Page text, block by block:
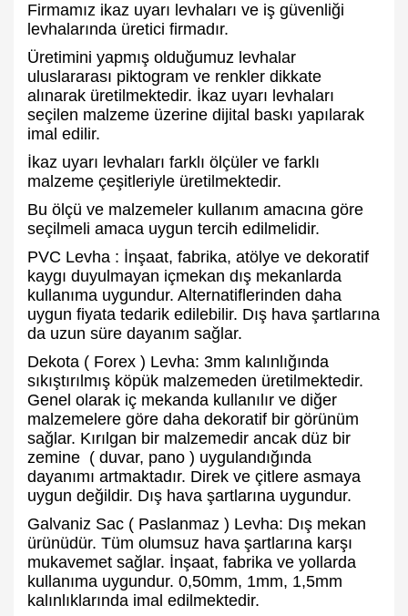
Firmamız ikaz uyarı levhaları ve iş güvenliği
levhalarında üretici firmadır.
Üretimini yapmış olduğumuz levhalar
uluslararası piktogram ve renkler dikkate
alınarak üretilmektedir. İkaz uyarı levhaları
seçilen malzeme üzerine dijital baskı yapılarak
imal edilir.
İkaz uyarı levhaları farklı ölçüler ve farklı
malzeme çeşitleriyle üretilmektedir.
Bu ölçü ve malzemeler kullanım amacına göre
seçilmeli amaca uygun tercih edilmelidir.
PVC Levha : İnşaat, fabrika, atölye ve dekoratif
kaygı duyulmayan içmekan dış mekanlarda
kullanıma uygundur. Alternatiflerinden daha
uygun fiyata tedarik edilebilir. Dış hava şartlarına
da uzun süre dayanım sağlar.
Dekota ( Forex ) Levha: 3mm kalınlığında
sıkıştırılmış köpük malzemeden üretilmektedir.
Genel olarak iç mekanda kullanılır ve diğer
malzemelere göre daha dekoratif bir görünüm
sağlar. Kırılgan bir malzemedir ancak düz bir
zemine ( duvar, pano ) uygulandığında
dayanımı artmaktadır. Direk ve çitlere asmaya
uygun değildir. Dış hava şartlarına uygundur.
Galvaniz Sac ( Paslanmaz ) Levha: Dış mekan
ürünüdür. Tüm olumsuz hava şartlarına karşı
mukavemet sağlar. İnşaat, fabrika ve yollarda
kullanıma uygundur. 0,50mm, 1mm, 1,5mm
kalınlıklarında imal edilmektedir.